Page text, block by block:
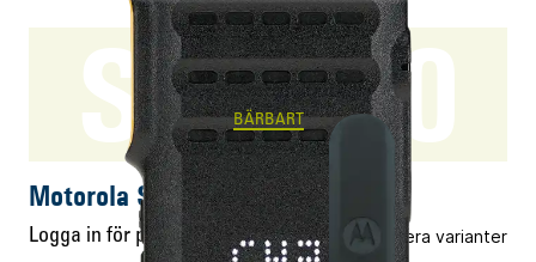
SL1600
BÄRBART
Motorola SL1600
Logga in för pris Flera varianter